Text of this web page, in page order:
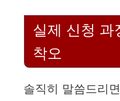
실제 신청 과
착오
솔직히 말씀드리